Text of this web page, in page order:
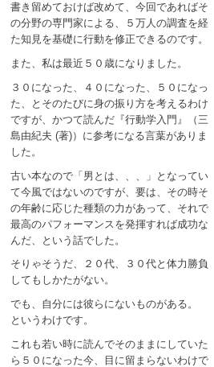
書き留めておけば改めて、今回であればそ
の分野の専門家による、５万人の調査を経
た知見を基礎に行動を修正できるのです。
また、私は最近５０歳になりました。
３０になった、４０になった、５０になっ
た、とそのたびに身の振り方を考えるわけ
ですが、かつて読んだ『行動学入門』（三
島由紀夫 (著)）に参考になる言葉がありま
した。
古い本なので「男とは、、、」となってい
て今風ではないのですが、要は、その時そ
の年齢に応じた種類の力があって、それで
最高のパフォーマンスを発揮すれば成功な
んだ、という話でした。
そりゃそうだ、２０代、３０代と体力勝負
してもしかたがない。
でも、自分には彼らにないものがある。
というわけです。
これも若い時に読んでそのままにしていた
ら５０になった今、目に留まらないわけで